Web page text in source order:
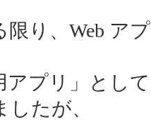
限り、Web ア
用アプリ」と
たが、